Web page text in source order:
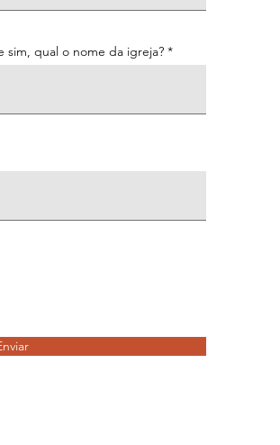
sim, qual o nome da igreja?